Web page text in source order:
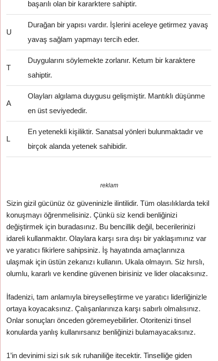
başarılı olan bir kararktere sahiptir.
U
Durağan bir yapısı vardır. İşlerini aceleye getirmez yavaş
yavaş sağlam yapmayı tercih eder.
T
Duygularını söylemekte zorlanır. Ketum bir karaktere
sahiptir.
A
Olayları algılama duygusu gelişmiştir. Mantıklı düşünme
en üst seviyededir.
L
En yetenekli kişiliktir. Sanatsal yönleri bulunmaktadır ve
birçok alanda yetenek sahibidir.
reklam
Sizin gizil gücünüz öz güveninizle ilintilidir. Tüm olasılıklarda tekil
konuşmayı öğrenmelisiniz. Çünkü siz kendi benliğinizi
değiştirmek için buradasınız. Bu bencillik değil, becerilerinizi
idareli kullanmaktır. Olaylara karşı sıra dışı bir yaklaşımınız var
ve yaratıcı fikirlere sahipsiniz. İş hayatında amaçlarınıza
ulaşmak için üstün zekanızı kullanın. Ukala olmayın. Siz hırslı,
olumlu, kararlı ve kendine güvenen birisiniz ve lider olacaksınız.
İfadenizi, tam anlamıyla bireyselleştirme ve yaratıcı liderliğinizle
ortaya koyacaksınız. Çalışanlarınıza karşı sabırlı olmalısınız.
Onlar sonuçları önceden göremeyebilirler. Otoritenizi tinsel
konularda yanlış kullanırsanız benliğinizi bulamayacaksınız.
1’in devinimi sizi sık sık ruhaniliğe itecektir. Tinselliğe giden